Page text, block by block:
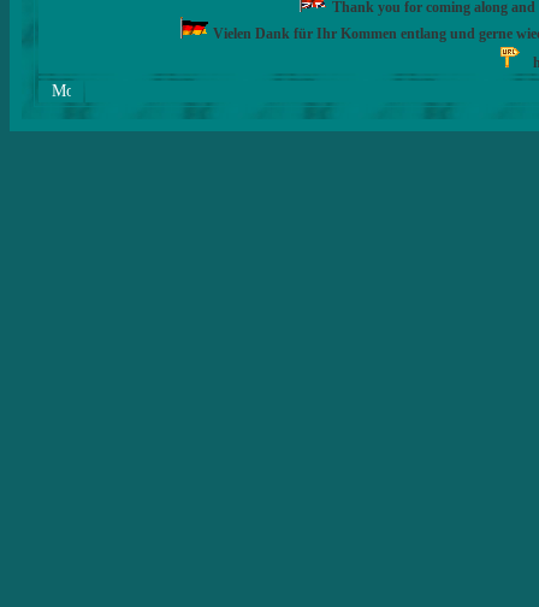
Thank you for coming along and
Vielen Dank für Ihr Kommen entlang und gerne